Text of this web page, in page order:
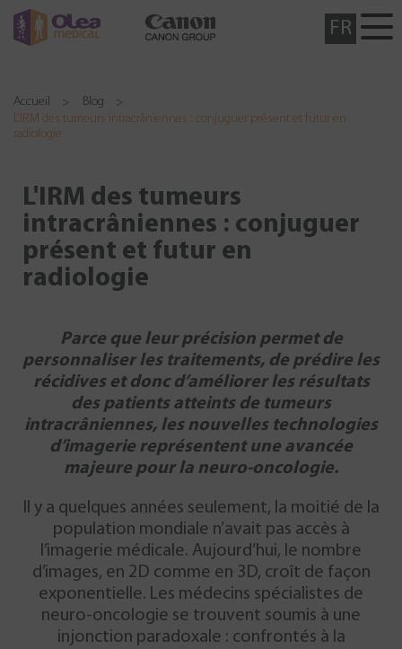
FR
Accueil
Blog
L’IRM des tumeurs intracrâniennes : conjuguer présent et futur en
radiologie
L'IRM des tumeurs
intracrâniennes : conjuguer
présent et futur en
radiologie
Parce que leur précision permet de
personnaliser les traitements, de prédire les
récidiveset donc d’améliorer les résultats
des patients atteints de tumeurs
intracrâniennes, les nouvelles technologies
d’imagerie représentent une avancée
majeure pour la neuro-oncologie.
Il y a quelques années seulement, la moitié de la
population mondiale n’avait pas accès à
l’imagerie médicale. Aujourd’hui, le nombre
d’images, en 2D comme en 3D, croît de façon
exponentielle. Les médecins spécialistes de
neuro-oncologie se trouvent soumis à une
injonction paradoxale : confrontés à la